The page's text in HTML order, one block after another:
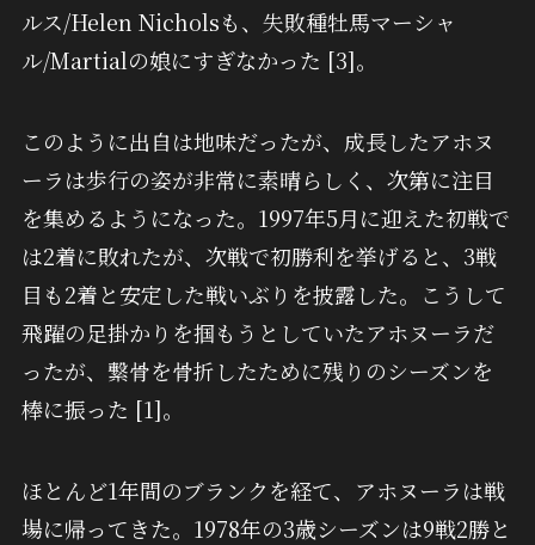
ルス/Helen Nicholsも、失敗種牡馬マーシャ
ル/Martialの娘にすぎなかった [3]。
このように出自は地味だったが、成長したアホヌ
ーラは歩行の姿が非常に素晴らしく、次第に注目
を集めるようになった。1997年5月に迎えた初戦で
は2着に敗れたが、次戦で初勝利を挙げると、3戦
目も2着と安定した戦いぶりを披露した。こうして
飛躍の足掛かりを掴もうとしていたアホヌーラだ
ったが、繋骨を骨折したために残りのシーズンを
棒に振った [1]。
ほとんど1年間のブランクを経て、アホヌーラは戦
場に帰ってきた。1978年の3歳シーズンは9戦2勝と